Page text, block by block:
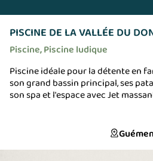
PISCINE DE LA VALLÉE DU
Piscine, Piscine ludique
Piscine idéale pour la détente en
son grand bassin principal, ses
son spa et l'espace avec Jet
mini stage, aquagym, aquabike
N'hésitez pas à vous renseigner.